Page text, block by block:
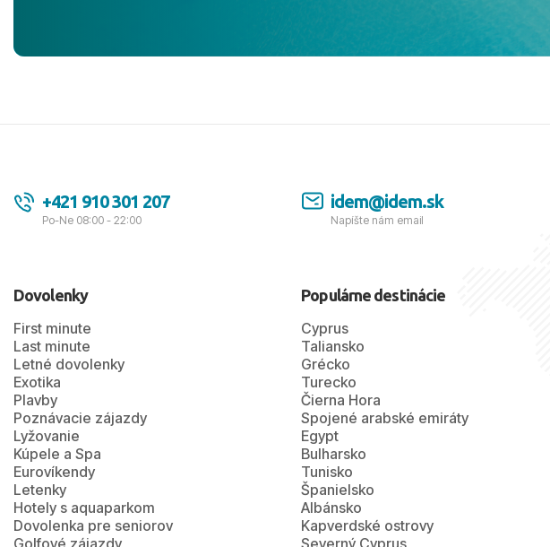
tešíme, kam s nami vyrazíte nabudúce!
Ďakujeme za skvelé spomienky. ​S
pozdravom a prianím mnohých ďalších
+421 910 301 207
Po-Ne 08:00 - 22:00
idem@idem.sk
Napíšte nám email
Dovolenky
First minute
Last minute
Letné dovolenky
Exotika
Plavby
Poznávacie zájazdy
Lyžovanie
Kúpele a Spa
Eurovíkendy
Letenky
Hotely s aquaparkom
Dovolenka pre seniorov
Populárne destinácie
Cyprus
Taliansko
Grécko
Turecko
Čierna Hora
Spojené arabské emiráty
Egypt
Bulharsko
Tunisko
Španielsko
Albánsko
Kapverdské ostrovy